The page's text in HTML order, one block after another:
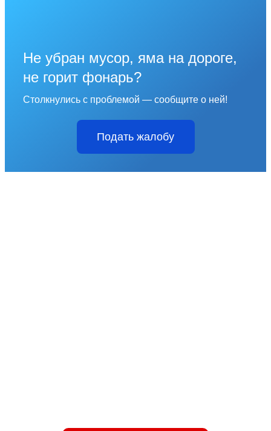
Не убран мусор, яма на дороге,
не горит фонарь?
Столкнулись с проблемой — сообщите о ней!
Подать жалобу